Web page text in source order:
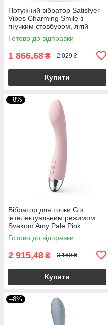
Потужний вібратор Satisfyer
Vibes Charming Smile з
гнучким стовбуром, літій
силікон, 12 режимів
Готово до відправки
1 866,68 ₴ 2 029 ₴
Купити
–8%
Вібратор для точки G з
інтелектуальним режимом
Svakom Amy Pale Pink
Готово до відправки
2 915,48 ₴ 3 169 ₴
Купити
–8%